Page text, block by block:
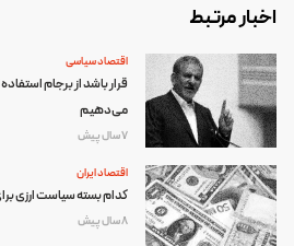
اخبار مرتبط
اقتصاد سیاسی
قرار باشد از برجام
می‌دهیم
7 سال پیش
اقتصاد ایران
کدام بسته سیاست ارزی
8 سال پیش